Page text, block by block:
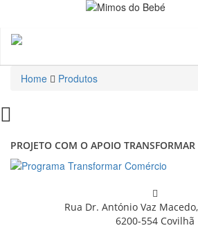
Home Produtos
PROJETO COM O APOIO
Rua Dr. António Vaz
6200-554 Covilhã